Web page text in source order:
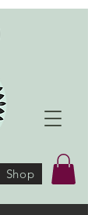
Shop